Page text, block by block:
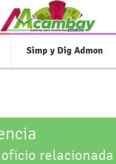
Simp y Dig Admon